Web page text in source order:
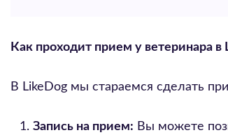
Как проходит прием у ветеринара в
В LikeDog мы стараемся сделать
Запись на прием: Вы можете